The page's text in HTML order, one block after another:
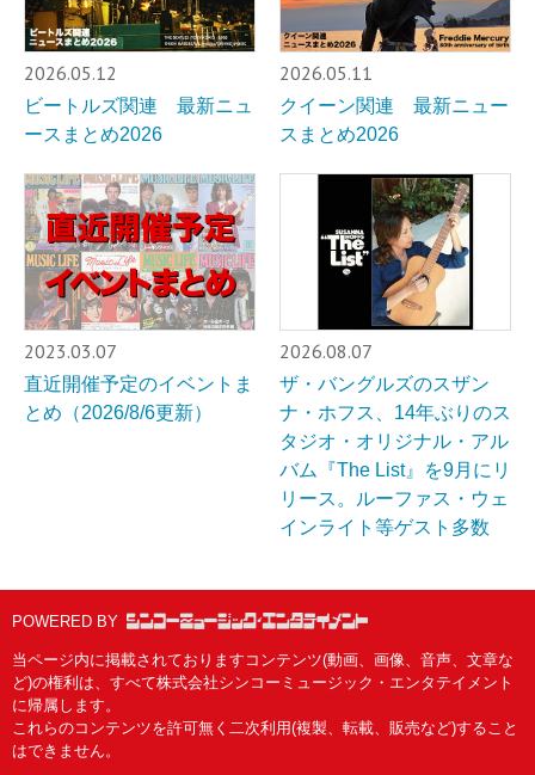
2026.05.12
ビートルズ関連 最新ニュ
ースまとめ2026
2026.05.11
クイーン関連 最新ニュー
スまとめ2026
2023.03.07
直近開催予定のイベントま
とめ（2026/8/6更新）
2026.08.07
ザ・バングルズのスザン
ナ・ホフス、14年ぶりのス
タジオ・オリジナル・アル
バム『The List』を9月にリ
リース。ルーファス・ウェ
インライト等ゲスト多数
POWERED BY
当ページ内に掲載されておりますコンテンツ(動画、画像、音声、文章な
ど)の権利は、すべて株式会社シンコーミュージック・エンタテイメント
に帰属します。
これらのコンテンツを許可無く二次利用(複製、転載、販売など)すること
はできません。